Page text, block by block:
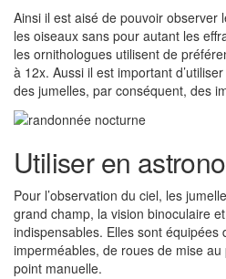
Ainsi il est aisé de pouvoir observer
les oiseaux sans pour autant les
les ornithologues utilisent de
à 12x. Aussi il est important
des jumelles, par conséquent, des
Utiliser en
Pour l’observation du ciel, les
grand champ, la vision binoculaire
indispensables. Elles sont équipées
imperméables, de roues de mise
point manuelle.